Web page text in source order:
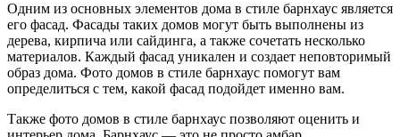
Одним из основных элементов дома в стиле барнхаус является
его фасад. Фасады таких домов могут быть выполнены из
дерева, кирпича или сайдинга, а также сочетать несколько
материалов. Каждый фасад уникален и создает неповторимый
образ дома. Фото домов в стиле барнхаус помогут вам
определиться с тем, какой фасад подойдет именно вам.
Также фото домов в стиле барнхаус позволяют оценить и